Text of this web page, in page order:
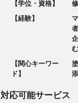
【学位・資格】
【経験】
者
【関心キーワー
ド】
対応可能サービス